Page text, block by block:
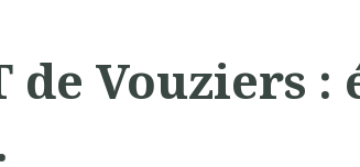
de Vouziers